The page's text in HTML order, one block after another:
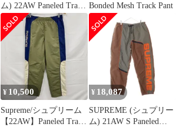
ム) 22AW Paneled Track
Pant パネルトラックパ
ンツ トラウザー マルチ
カラー
Bonded Mesh Track Pant
¥ 10,500
Supreme/シュプリーム
【22AW】Paneled Track
¥ 18,087
SUPREME (シュプリー
ム) 21AW S Paneled